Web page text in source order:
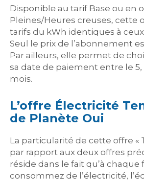
Disponible au tarif Base ou en
Pleines/Heures creuses, cette
tarifs du kWh identiques à ceux
Seul le prix de l’abonnement
Par ailleurs, elle permet de
sa date de paiement entre le 5,
mois.
L’offre Électricité
de Planète Oui
La particularité de cette offre «
par rapport aux deux offres
réside dans le fait qu’à chaque
consommez de l’électricité,